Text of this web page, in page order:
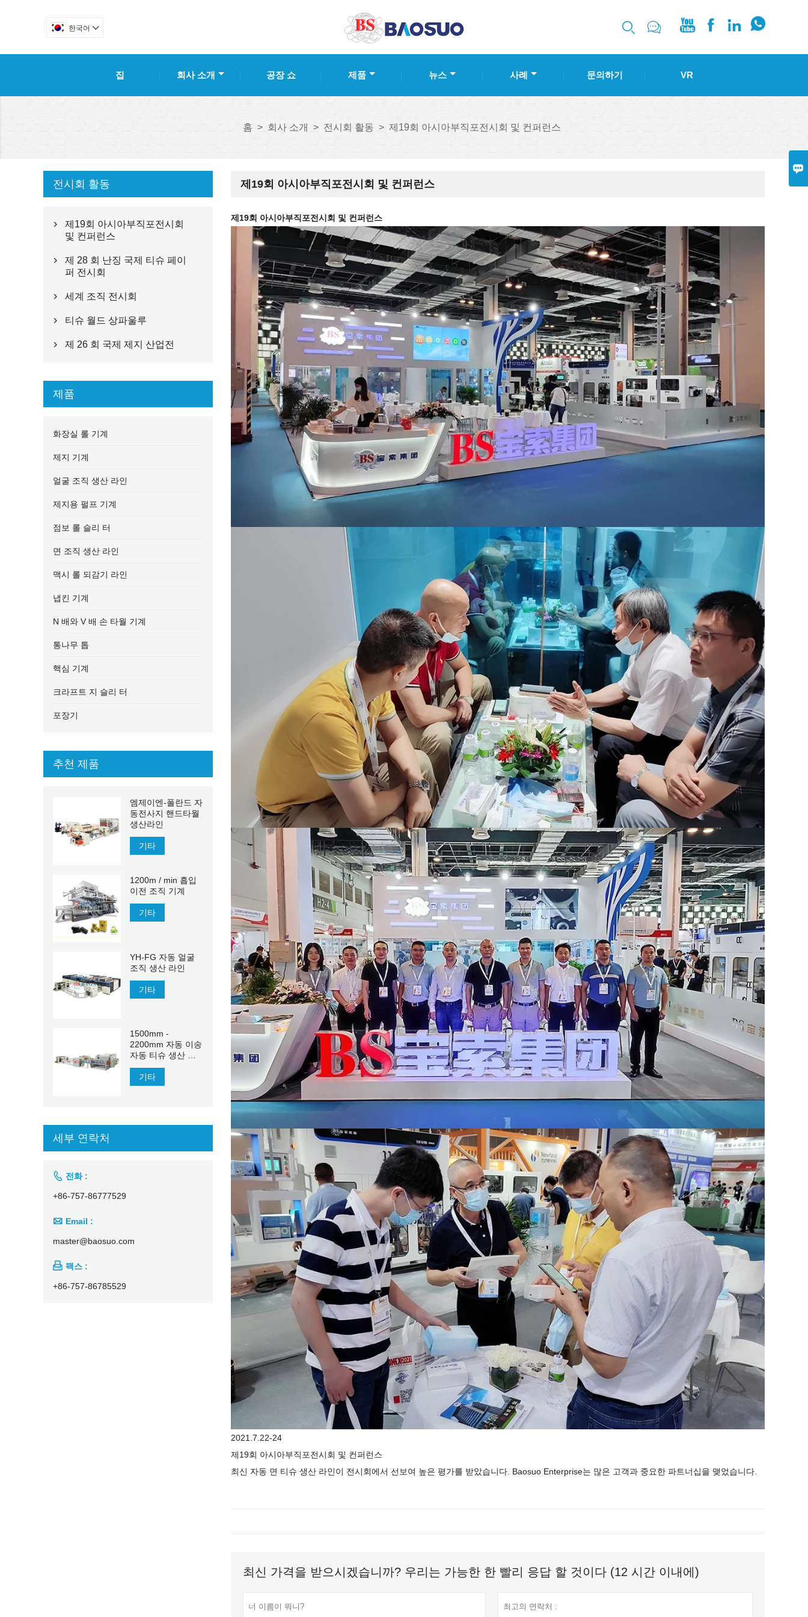

한국어       
집 회사 소개 공장 쇼 제품 뉴스 사례 문의하기 VR
홈 > 회사 소개 > 전시회 활동 > 제19회 아시아부직포전시회 및 컨퍼런스
제19회 아시아부직포전시회 및 컨퍼런스
제19회 아시아부직포전시회 및 컨퍼런스
2021.7.22-24
제19회 아시아부직포전시회 및 컨퍼런스
최신 자동 면 티슈 생산 라인이 전시회에서 선보여 높은 평가를 받았습니다. Baosuo Enterprise는 많은 고객과 중요한 파트너십을 맺었습니다.
최신 가격을 받으시겠습니까? 우리는 가능한 한 빨리 응답 할 것이다 (12 시간 이내에)
전시회 활동

제19회 아시아부직포전시회
및 컨퍼런스

제 28 회 난징 국제 티슈 페이
퍼 전시회
 세계 조직 전시회
 티슈 월드 상파울루
 제 26 회 국제 제지 산업전
제품
화장실 롤 기계
제지 기계
얼굴 조직 생산 라인
제지용 펄프 기계
점보 롤 슬리 터
면 조직 생산 라인
맥시 롤 되감기 라인
냅킨 기계
N 배와 V 배 손 타월 기계
통나무 톱
핵심 기계
크라프트 지 슬리 터
포장기
추천 제품
엠제이엔-폴란드 자
동전사지 핸드타월
생산라인
기타
1200m / min 흡입
이전 조직 기계
기타
YH-FG 자동 얼굴
조직 생산 라인
기타
1500mm -
2200mm 자동 이송
자동 티슈 생산 라
인
기타
세부 연락처
 전화 :
+86-757-86777529
 Email :
master@baosuo.com
 팩스 :
+86-757-86785529